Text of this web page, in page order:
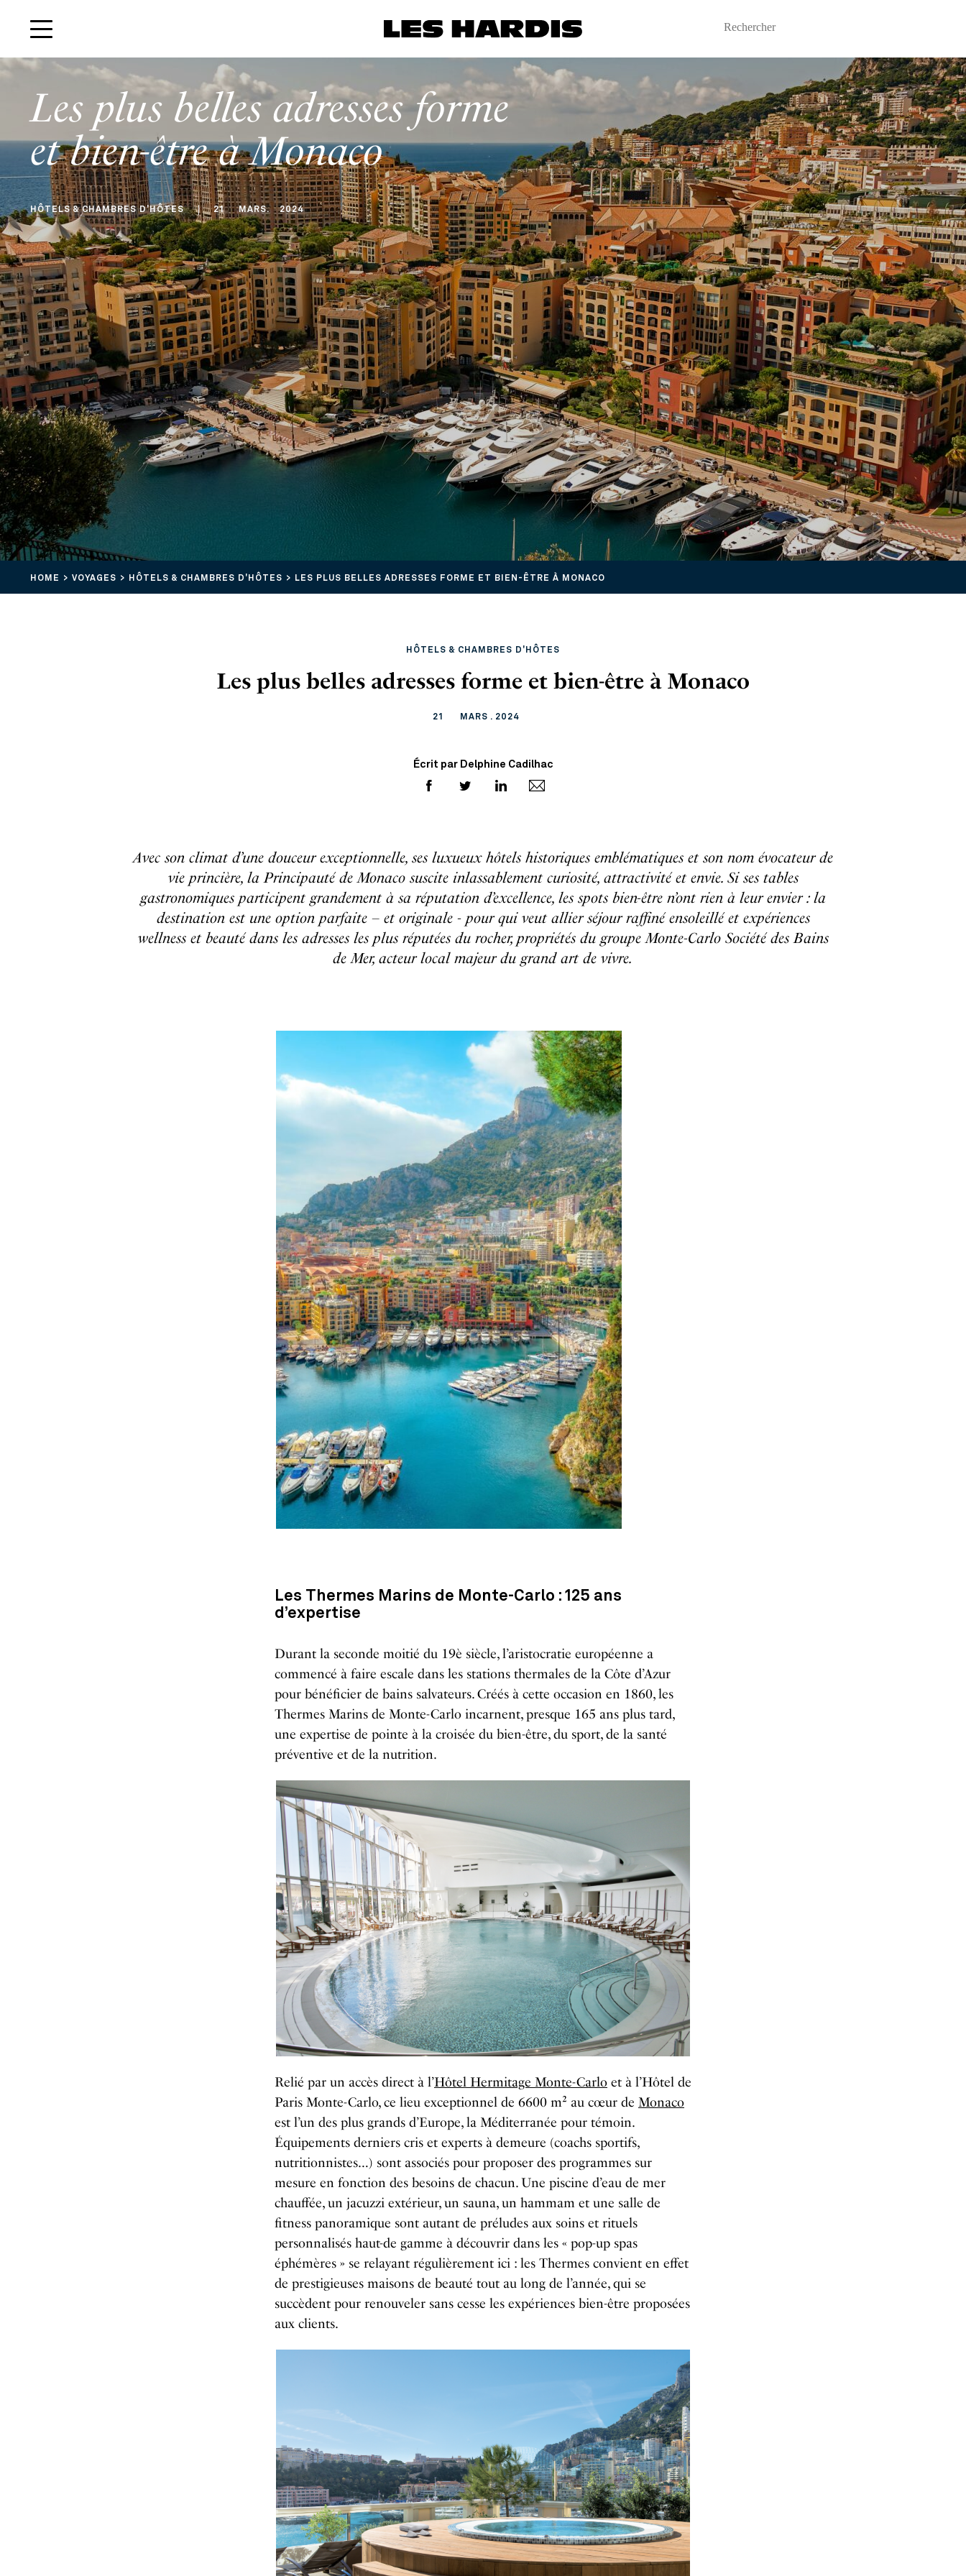
Les plus belles adresses forme
et bien-être à Monaco
HÔTELS & CHAMBRES D'HÔTES 21 MARS. 2024
HOME VOYAGES HÔTELS & CHAMBRES D'HÔTES LES PLUS BELLES ADRESSES FORME ET BIEN-ÊTRE À MONACO
HÔTELS & CHAMBRES D'HÔTES
Les plus belles adresses forme et bien-être à Monaco
21 MARS . 2024
Écrit par Delphine Cadilhac
Avec son climat d’une douceur exceptionnelle, ses luxueux hôtels historiques emblématiques et son nom évocateur de
vie princière, la Principauté de Monaco suscite inlassablement curiosité, attractivité et envie. Si ses tables
gastronomiques participent grandement à sa réputation d’excellence, les spots bien-être n’ont rien à leur envier : la
destination est une option parfaite – et originale - pour qui veut allier séjour raffiné ensoleillé et expériences
wellness et beauté dans les adresses les plus réputées du rocher, propriétés du groupe Monte-Carlo Société des Bains
de Mer, acteur local majeur du grand art de vivre.
Les Thermes Marins de Monte-Carlo : 125 ans
d’expertise
Durant la seconde moitié du 19è siècle, l’aristocratie européenne a
commencé à faire escale dans les stations thermales de la Côte d’Azur
pour bénéficier de bains salvateurs. Créés à cette occasion en 1860, les
Thermes Marins de Monte-Carlo incarnent, presque 165 ans plus tard,
une expertise de pointe à la croisée du bien-être, du sport, de la santé
préventive et de la nutrition.
Relié par un accès direct à l’Hôtel Hermitage Monte-Carlo et à l’Hôtel de
Paris Monte-Carlo, ce lieu exceptionnel de 6600 m² au cœur de Monaco
est l’un des plus grands d’Europe, la Méditerranée pour témoin.
Équipements derniers cris et experts à demeure (coachs sportifs,
nutritionnistes…) sont associés pour proposer des programmes sur
mesure en fonction des besoins de chacun.Une piscine d’eau de mer
chauffée, un jacuzzi extérieur, un sauna, un hammam et une salle de
fitness panoramique sont autant de préludes aux soins et rituels
personnalisés haut-de gamme à découvrir dans les « pop-up spas
éphémères » se relayant régulièrement ici : les Thermes convient en effet
de prestigieuses maisons de beauté tout au long de l’année, qui se
succèdent pour renouveler sans cesse les expériences bien-être proposées
aux clients.